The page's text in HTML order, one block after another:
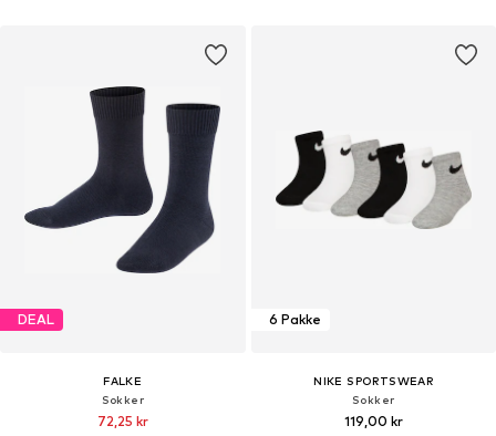
DEAL
FALKE
Sokker
72,25 kr
6 Pakke
NIKE SPORTSWEAR
Sokker
119,00 kr